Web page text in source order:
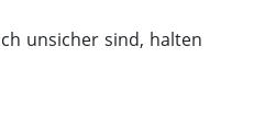
unsicher sind, halten